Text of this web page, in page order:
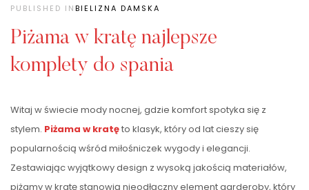
PUBLISHED INBIELIZNA DAMSKA
Piżama w kratę najlepsze
komplety do spania
Witaj w świecie mody nocnej, gdzie komfort spotyka się z
stylem. Piżama w kratęto klasyk, który od lat cieszy się
popularnością wśród miłośniczek wygody i elegancji.
Zestawiając wyjątkowy design z wysoką jakością materiałów,
piżamy w kratę stanowią nieodłączny element garderoby, który